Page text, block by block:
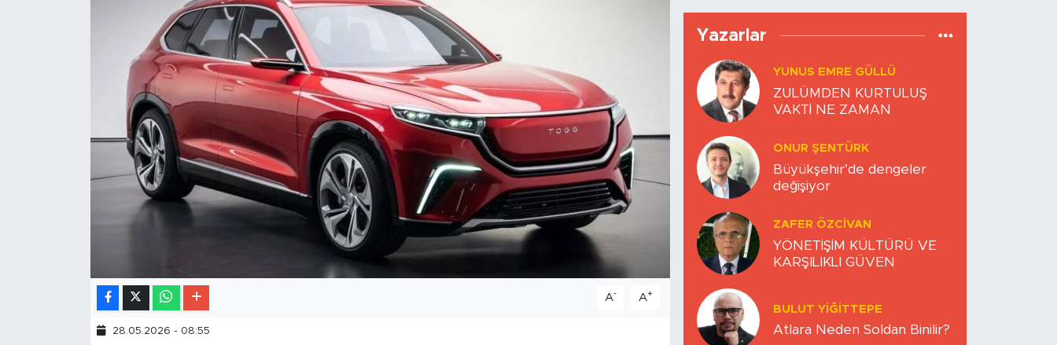
A- A+
28.05.2026 - 08:55
Yazarlar
YUNUS EMRE GÜLLÜ
ZULÜMDEN KURTULUŞ
VAKTİ NE ZAMAN
ONUR ŞENTÜRK
Büyükşehir’de dengeler
değişiyor
ZAFER ÖZCIVAN
YÖNETİŞİM KÜLTÜRÜ VE
KARŞILIKLI GÜVEN
BULUT YİĞİTTEPE
Atlara Neden Soldan Binilir?